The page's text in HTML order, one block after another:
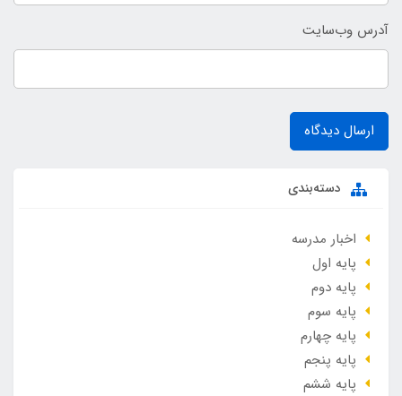
آدرس وب‌سایت
ارسال دیدگاه
دسته‌بندی
اخبار مدرسه
پایه اول
پایه دوم
پایه سوم
پایه چهارم
پایه پنجم
پایه ششم